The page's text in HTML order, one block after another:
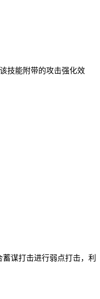
技能附带的攻击强化效
谋打击进行弱点打击，利